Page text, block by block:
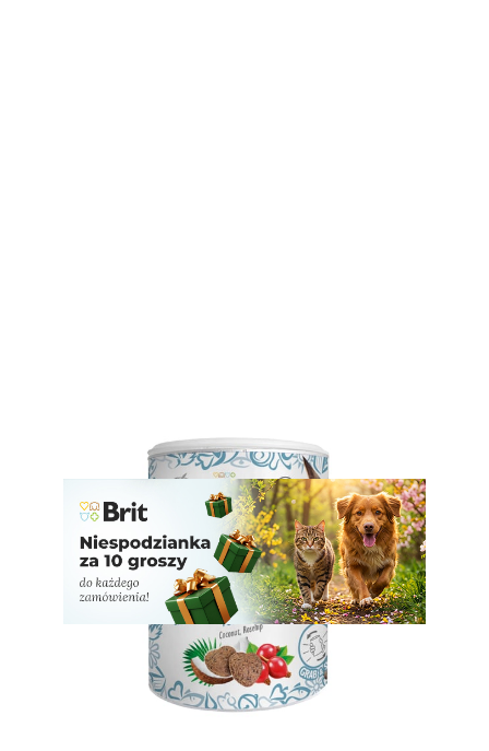
Bezzbożowy przysmak dla dorosłych kotów na bazie białka
owadów. Hipoalergiczna formuła stworzona z myślą o
zwierzętach z nietolerancjami pokarmowymi – bogata w